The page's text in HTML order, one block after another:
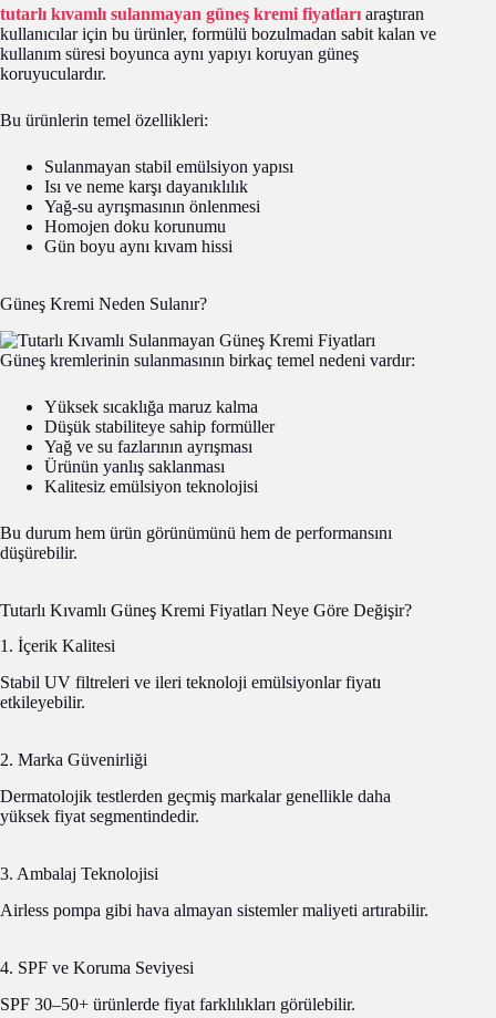
tutarlı kıvamlı sulanmayan güneş kremi fiyatları araştıran
kullanıcılar için bu ürünler, formülü bozulmadan sabit kalan ve
kullanım süresi boyunca aynı yapıyı koruyan güneş
koruyuculardır.
Bu ürünlerin temel özellikleri:
Sulanmayan stabil emülsiyon yapısı
Isı ve neme karşı dayanıklılık
Yağ-su ayrışmasının önlenmesi
Homojen doku korunumu
Gün boyu aynı kıvam hissi
Güneş Kremi Neden Sulanır?
Güneş kremlerinin sulanmasının birkaç temel nedeni vardır:
Yüksek sıcaklığa maruz kalma
Düşük stabiliteye sahip formüller
Yağ ve su fazlarının ayrışması
Ürünün yanlış saklanması
Kalitesiz emülsiyon teknolojisi
Bu durum hem ürün görünümünü hem de performansını
düşürebilir.
Tutarlı Kıvamlı Güneş Kremi Fiyatları Neye Göre Değişir?
1. İçerik Kalitesi
Stabil UV filtreleri ve ileri teknoloji emülsiyonlar fiyatı
etkileyebilir.
2. Marka Güvenirliği
Dermatolojik testlerden geçmiş markalar genellikle daha
yüksek fiyat segmentindedir.
3. Ambalaj Teknolojisi
Airless pompa gibi hava almayan sistemler maliyeti artırabilir.
4. SPF ve Koruma Seviyesi
SPF 30–50+ ürünlerde fiyat farklılıkları görülebilir.